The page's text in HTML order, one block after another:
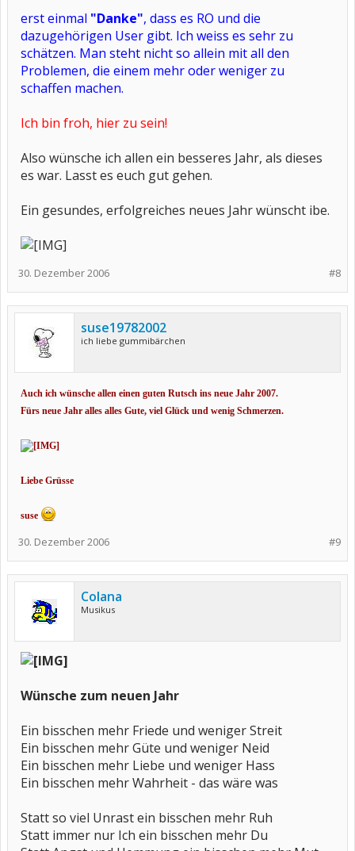
erst einmal "Danke", dass es RO und die
dazugehörigen User gibt. Ich weiss es sehr zu
schätzen. Man steht nicht so allein mit all den
Problemen, die einem mehr oder weniger zu
schaffen machen.
Ich bin froh, hier zu sein!
Also wünsche ich allen ein besseres Jahr, als dieses
es war. Lasst es euch gut gehen.
Ein gesundes, erfolgreiches neues Jahr wünscht ibe.
#8
30. Dezember 2006
suse19782002
ich liebe gummibärchen
Auch ich wünsche allen einen guten Rutsch ins neue Jahr 2007.
Fürs neue Jahr alles alles Gute, viel Glück und wenig Schmerzen.
Liebe Grüsse
suse
#9
30. Dezember 2006
Colana
Musikus
Wünsche zum neuen Jahr
Ein bisschen mehr Friede und weniger Streit
Ein bisschen mehr Güte und weniger Neid
Ein bisschen mehr Liebe und weniger Hass
Ein bisschen mehr Wahrheit - das wäre was
Statt so viel Unrast ein bisschen mehr Ruh
Statt immer nur Ich ein bisschen mehr Du